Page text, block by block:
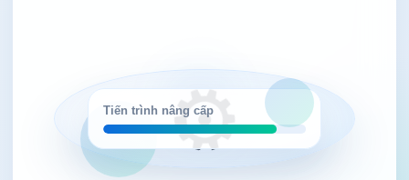
⚙️
Tiến trình nâng cấp